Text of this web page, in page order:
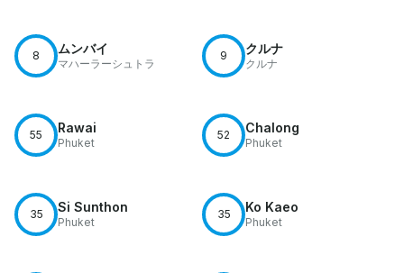
8 ムンバイ
マハーラーシュトラ
9 クルナ
クルナ
55 Rawai
Phuket
52 Chalong
Phuket
35 Si Sunthon
Phuket
35 Ko Kaeo
Phuket